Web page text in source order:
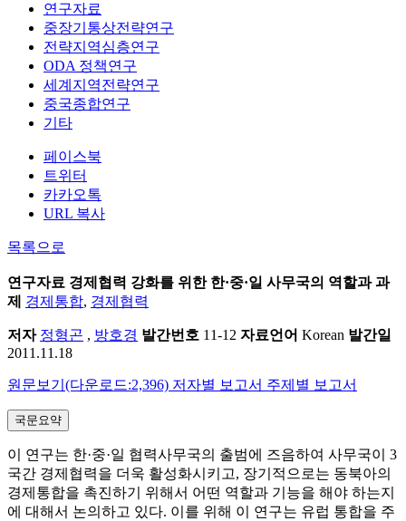
연구자료
중장기통상전략연구
전략지역심층연구
ODA 정책연구
세계지역전략연구
중국종합연구
기타
페이스북
트위터
카카오톡
URL 복사
목록으로
연구자료 경제협력 강화를 위한 한·중·일 사무국의 역할과 과
제 경제통합, 경제협력
저자 정형곤 , 방호경 발간번호 11-12 자료언어 Korean 발간일
2011.11.18
원문보기(다운로드:2,396) 저자별 보고서 주제별 보고서
국문요약
이 연구는 한·중·일 협력사무국의 출범에 즈음하여 사무국이 3
국간 경제협력을 더욱 활성화시키고, 장기적으로는 동북아의
경제통합을 촉진하기 위해서 어떤 역할과 기능을 해야 하는지
에 대해서 논의하고 있다. 이를 위해 이 연구는 유럽 통합을 주